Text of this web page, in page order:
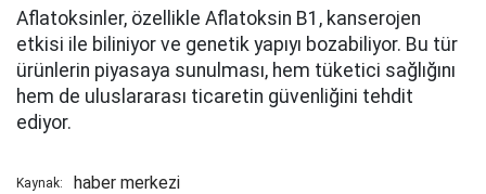
Aflatoksinler, özellikle Aflatoksin B1, kanserojen
etkisi ile biliniyor ve genetik yapıyı bozabiliyor. Bu tür
ürünlerin piyasaya sunulması, hem tüketici sağlığını
hem de uluslararası ticaretin güvenliğini tehdit
ediyor.
Kaynak: haber merkezi